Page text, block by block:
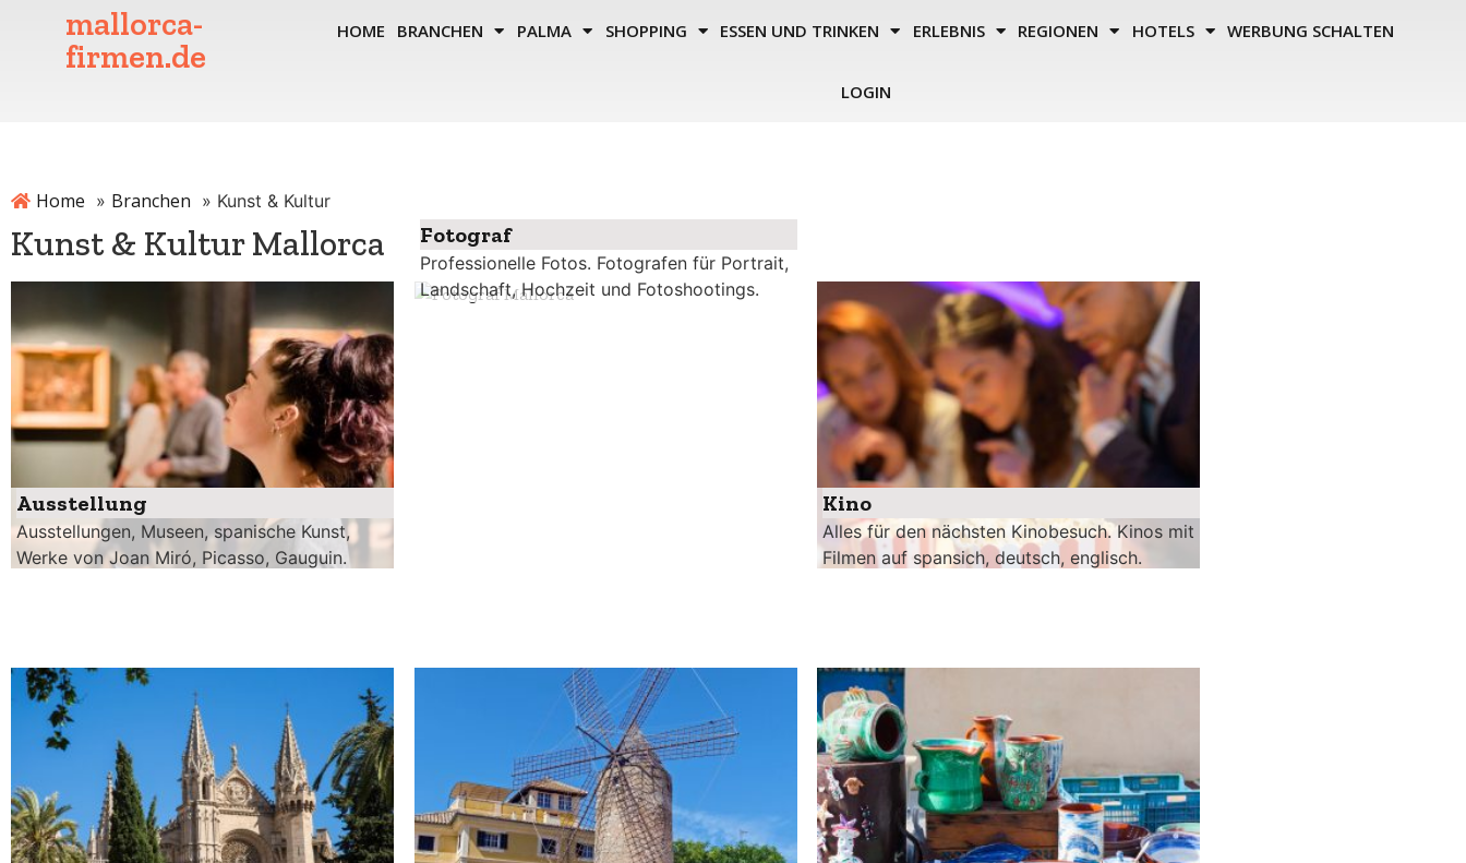
mallorca-
firmen.de
HOME BRANCHEN PALMA SHOPPING ESSEN UND TRINKEN ERLEBNIS REGIONEN HOTELS WERBUNG SCHALTEN
LOGIN
Home » Branchen » Kunst & Kultur
Kunst & Kultur Mallorca
Ausstellung
Ausstellungen, Museen, spanische Kunst,
Werke von Joan Miró, Picasso, Gauguin.
Fotograf
Professionelle Fotos. Fotografen für Portrait,
Landschaft, Hochzeit und Fotoshootings.
Kino
Alles für den nächsten Kinobesuch. Kinos mit
Filmen auf spansich, deutsch, englisch.